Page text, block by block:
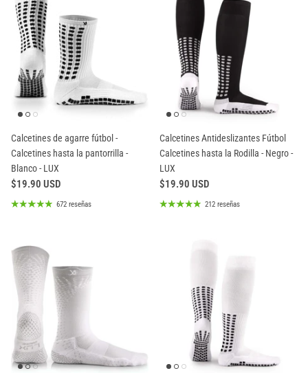
Calcetines de agarre fútbol -
Calcetines hasta la pantorrilla -
Blanco - LUX
$19.90 USD
672 reseñas
Calcetines Antideslizantes Fútbol
Calcetines hasta la Rodilla - Negro -
LUX
$19.90 USD
212 reseñas